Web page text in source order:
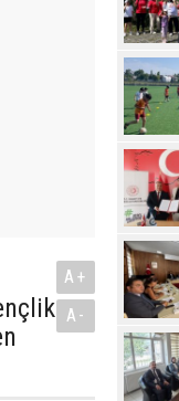
A+
A-
Projesi"